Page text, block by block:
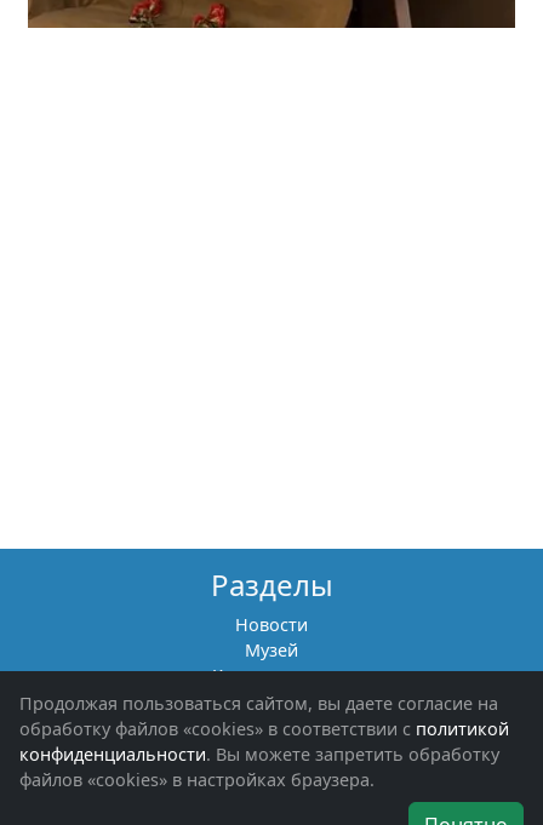
Разделы
Новости
Музей
Книги памяти
Фотоальбомы
Обращения граждан
Помощь участникам СВО и их семьям
Об организации
Продолжая пользоваться сайтом, вы даете согласие на
обработку файлов «cookies» в соответствии с политикой
конфиденциальности. Вы можете запретить обработку
файлов «cookies» в настройках браузера.